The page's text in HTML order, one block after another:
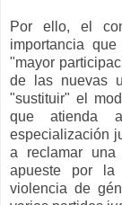
Por ello, el
importancia
"mayor
de las nuevas
"sustituir" el
que atienda
especialización
a reclamar
apueste por la
violencia de